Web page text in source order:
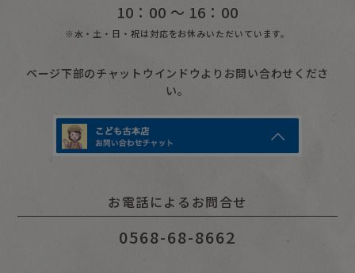
10：00 〜 16：00
※水・土・日・祝は対応をお休みいただいています。
ページ下部のチャットウインドウよりお問い合わせくださ
い。
お電話によるお問合せ
0568-68-8662